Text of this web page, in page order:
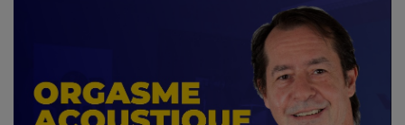
Contact